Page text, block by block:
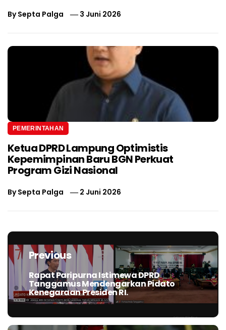
BySepta Palga 3 Juni 2026
PEMERINTAHAN
Ketua DPRD Lampung Optimistis
Kepemimpinan Baru BGN Perkuat
Program Gizi Nasional
BySepta Palga 2 Juni 2026
Navigasi
posPrevious
Previous
post:
Rapat Paripurna Istimewa DPRD
Tanggamus Mendengarkan Pidato
Kenegaraan Presiden RI.